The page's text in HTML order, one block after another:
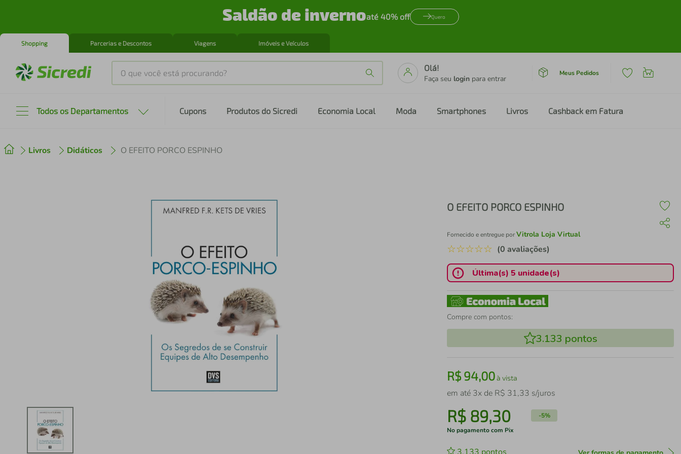
Saldão de invernoaté 40% off Quero
Shopping Parcerias e Descontos Viagens Imóveis e Veículos
O que você está procurando?
Olá!
Faça seu login para entrar
Meus Pedidos
Todos os Departamentos Cupons Produtos do Sicredi Economia Local Moda Smartphones Livros Cashback em Fatura
Livros Didáticos O EFEITO PORCO ESPINHO
O EFEITO PORCO ESPINHO
Fornecido e entregue porVitrola Loja Virtual
☆☆☆☆☆ (0 avaliações)
Última(s) 5 unidade(s)
Compre com pontos:
3.133 pontos
R$94,00à vista
em até 3x de R$ 31,33 s/juros
R$ 89,30 -5%
No pagamento com Pix
2 cafeteira